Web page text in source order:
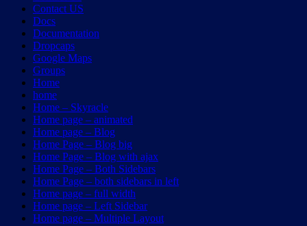
Contact US
Docs
Documentation
Dropcaps
Google Maps
Groups
Home
home
Home – Skyracle
Home page – animated
Home page – Blog
Home Page – Blog big
Home Page – Blog with ajax
Home Page – Both Sidebars
Home Page – both sidebars in left
Home page – full width
Home page – Left Sidebar
Home page – Multiple Layout